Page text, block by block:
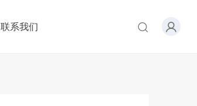
联系我们